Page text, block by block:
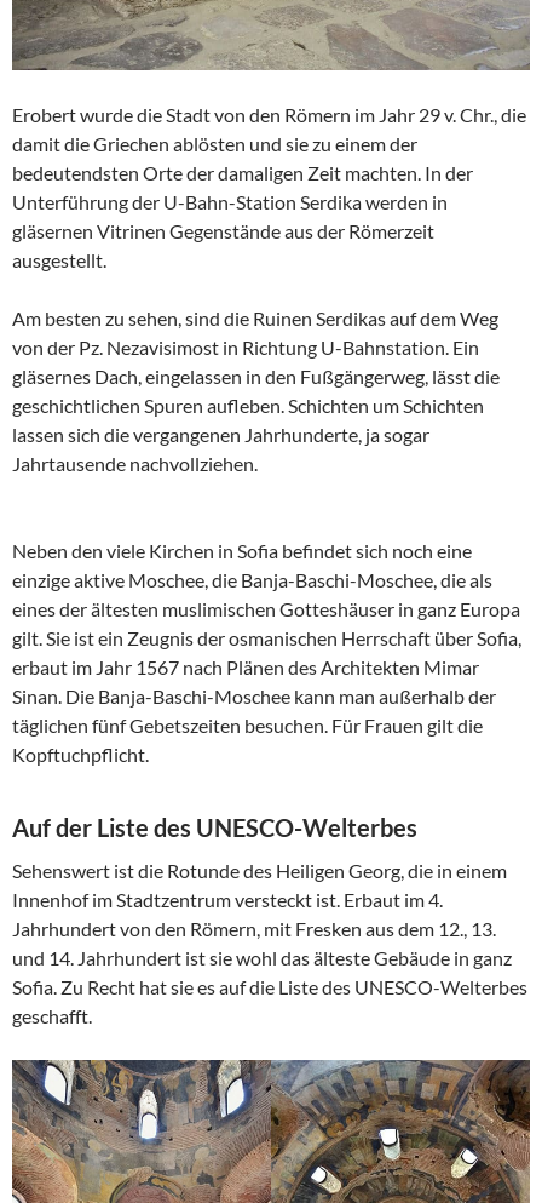
Erobert wurde die Stadt von den Römern im Jahr 29 v. Chr., die
damit die Griechen ablösten und sie zu einem der
bedeutendsten Orte der damaligen Zeit machten. In der
Unterführung der U-Bahn-Station Serdika werden in
gläsernen Vitrinen Gegenstände aus der Römerzeit
ausgestellt.
Am besten zu sehen, sind die Ruinen Serdikas auf dem Weg
von der Pz. Nezavisimost in Richtung U-Bahnstation. Ein
gläsernes Dach, eingelassen in den Fußgängerweg, lässt die
geschichtlichen Spuren aufleben. Schichten um Schichten
lassen sich die vergangenen Jahrhunderte, ja sogar
Jahrtausende nachvollziehen.
Neben den viele Kirchen in Sofia befindet sich noch eine
einzige aktive Moschee, die Banja-Baschi-Moschee, die als
eines der ältesten muslimischen Gotteshäuser in ganz Europa
gilt. Sie ist ein Zeugnis der osmanischen Herrschaft über Sofia,
erbaut im Jahr 1567 nach Plänen des Architekten Mimar
Sinan. Die Banja-Baschi-Moschee kann man außerhalb der
täglichen fünf Gebetszeiten besuchen. Für Frauen gilt die
Kopftuchpflicht.
Auf der Liste des UNESCO-Welterbes
Sehenswert ist die Rotunde des Heiligen Georg, die in einem
Innenhof im Stadtzentrum versteckt ist. Erbaut im 4.
Jahrhundert von den Römern, mit Fresken aus dem 12., 13.
und 14. Jahrhundert ist sie wohl das älteste Gebäude in ganz
Sofia. Zu Recht hat sie es auf die Liste des UNESCO-Welterbes
geschafft.